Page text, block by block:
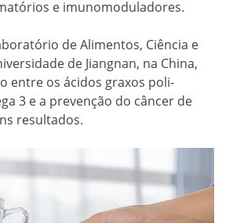
e imunomoduladores.
de Alimentos, Ciência e
de Jiangnan, na China,
entre os ácidos graxos poli-
3 e a prevenção do câncer de
resultados.